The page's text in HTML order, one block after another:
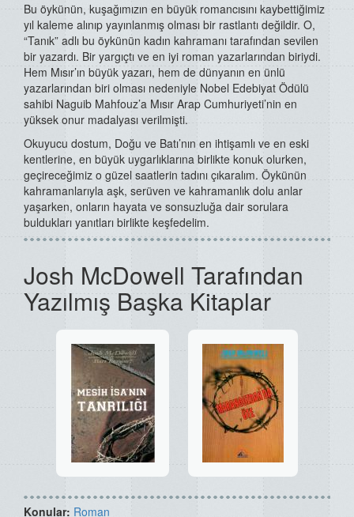
Bu öykünün, kuşağımızın en büyük romancısını kaybettiğimiz
yıl kaleme alınıp yayınlanmış olması bir rastlantı değildir. O,
“Tanık” adlı bu öykünün kadın kahramanı tarafından sevilen
bir yazardı. Bir yargıçtı ve en iyi roman yazarlarından biriydi.
Hem Mısır’ın büyük yazarı, hem de dünyanın en ünlü
yazarlarından biri olması nedeniyle Nobel Edebiyat Ödülü
sahibi Naguib Mahfouz’a Mısır Arap Cumhuriyeti’nin en
yüksek onur madalyası verilmişti.
Okuyucu dostum, Doğu ve Batı’nın en ihtişamlı ve en eski
kentlerine, en büyük uygarlıklarına birlikte konuk olurken,
geçireceğimiz o güzel saatlerin tadını çıkaralım. Öykünün
kahramanlarıyla aşk, serüven ve kahramanlık dolu anlar
yaşarken, onların hayata ve sonsuzluğa dair sorulara
buldukları yanıtları birlikte keşfedelim.
Josh McDowell Tarafından
Yazılmış Başka Kitaplar
Konular: Roman